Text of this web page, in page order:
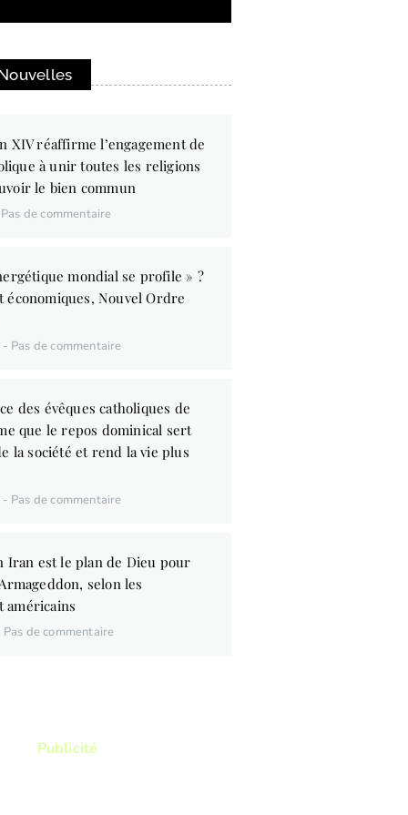
XIV réaffirme l’engagement de
à unir toutes les religions
le bien commun
Pas de commentaire
mondial se profile » ?
économiques, Nouvel Ordre
Pas de commentaire
des évêques catholiques de
que le repos dominical sert
la société et rend la vie plus
Pas de commentaire
Iran est le plan de Dieu pour
selon les
américains
Pas de commentaire
Publicité